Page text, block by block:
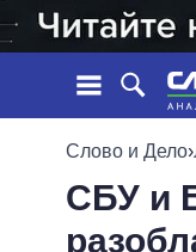
ЛЕНТА
СОБЫТИЯ
Слово и Дело›
СБУ и